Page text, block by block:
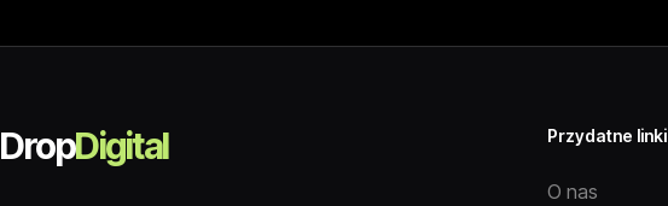
DropDigital Przydatne linki
O nas